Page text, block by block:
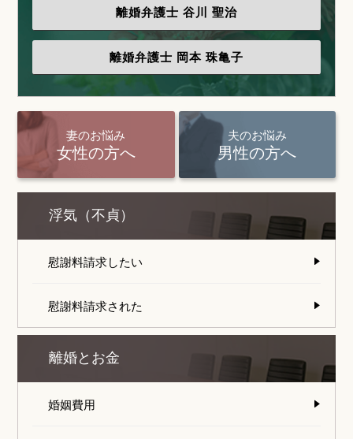
離婚弁護士 谷川 聖治
離婚弁護士 岡本 珠亀子
妻のお悩み
女性の方へ
夫のお悩み
男性の方へ
浮気（不貞）
慰謝料請求したい
慰謝料請求された
離婚とお金
婚姻費用